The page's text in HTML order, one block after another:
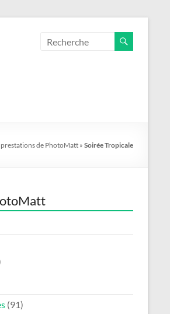
prestations de PhotoMatt » Soirée Tropicale
(91)